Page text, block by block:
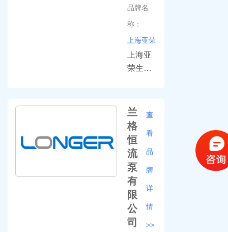
智能恒
温磁力
搅抖器,
电动搅
动搅拌
器,红外
线智能
磁力搅
拌器,强
磁力搅
拌器,司
乐搅拌
器,多工
位磁力
品牌名
称：
上海亚荣
上海亚
荣生化
荣生化
仪器厂
创建于
1991
年，是
规模较
大的仪
器制造
专业工
厂，生
兰
格
恒
流
泵
有
限
公
司
查
看
品
牌
详
情
>>